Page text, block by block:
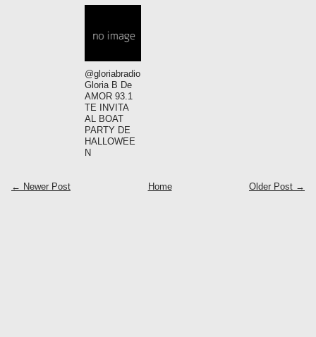
@gloriabradio
Gloria B De
AMOR 93.1
TE INVITA
AL BOAT
PARTY DE
HALLOWEE
N
← Newer Post Older Post →
Home